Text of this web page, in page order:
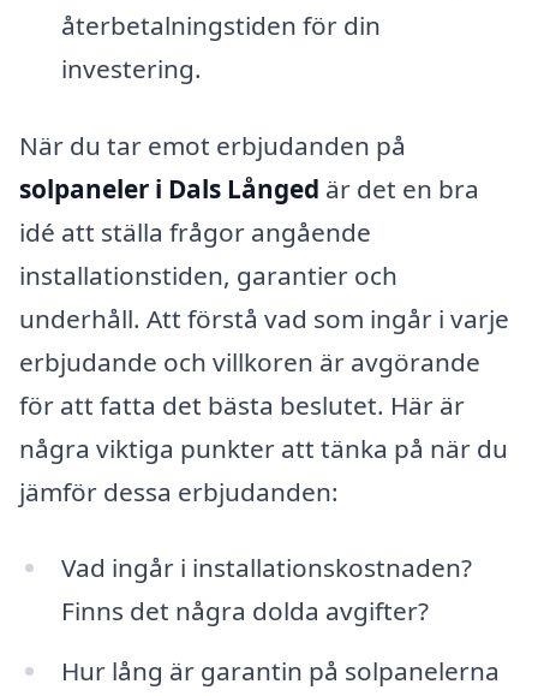
återbetalningstiden för din
investering.
När du tar emot erbjudanden på
solpaneler i Dals Långed är det en bra
idé att ställa frågor angående
installationstiden, garantier och
underhåll. Att förstå vad som ingår i varje
erbjudande och villkoren är avgörande
för att fatta det bästa beslutet. Här är
några viktiga punkter att tänka på när du
jämför dessa erbjudanden:
Vad ingår i installationskostnaden?
Finns det några dolda avgifter?
Hur lång är garantin på solpanelerna